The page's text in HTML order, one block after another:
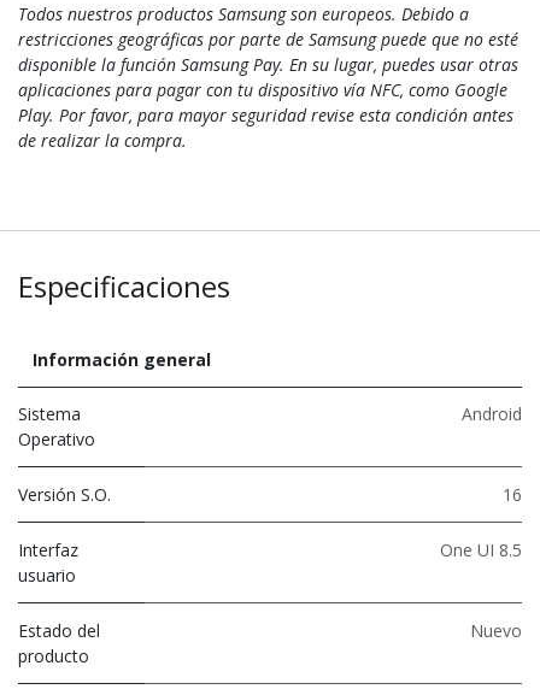
Todos nuestros productos Samsung son europeos. Debido a
restricciones geográficas por parte de Samsung puede que no esté
disponible la función Samsung Pay. En su lugar, puedes usar otras
aplicaciones para pagar con tu dispositivo vía NFC, como Google
Play. Por favor, para mayor seguridad revise esta condición antes
de realizar la compra.
Especificaciones
Información general
Sistema
Operativo
Android
Versión S.O. 16
Interfaz
usuario
One UI 8.5
Estado del
producto
Nuevo